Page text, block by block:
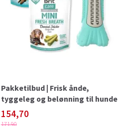
Pakketilbud | Frisk ånde,
tyggeleg og belønning til hunde
154,70
171,90